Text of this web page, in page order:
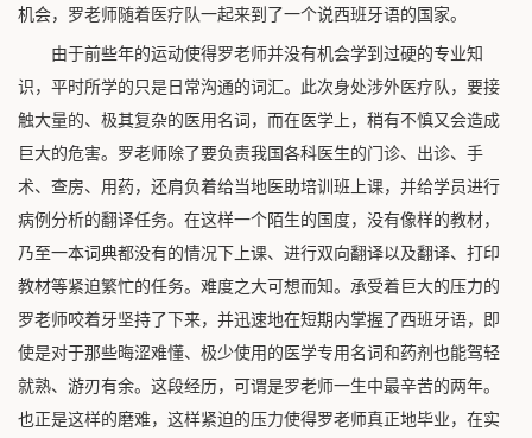
机会，罗老师随着医疗队一起来到了一个说西班牙语的国家。
由于前些年的运动使得罗老师并没有机会学到过硬的专业知
识，平时所学的只是日常沟通的词汇。此次身处涉外医疗队，要接
触大量的、极其复杂的医用名词，而在医学上，稍有不慎又会造成
巨大的危害。罗老师除了要负责我国各科医生的门诊、出诊、手
术、查房、用药，还肩负着给当地医助培训班上课，并给学员进行
病例分析的翻译任务。在这样一个陌生的国度，没有像样的教材，
乃至一本词典都没有的情况下上课、进行双向翻译以及翻译、打印
教材等紧迫繁忙的任务。难度之大可想而知。承受着巨大的压力的
罗老师咬着牙坚持了下来，并迅速地在短期内掌握了西班牙语，即
使是对于那些晦涩难懂、极少使用的医学专用名词和药剂也能驾轻
就熟、游刃有余。这段经历，可谓是罗老师一生中最辛苦的两年。
也正是这样的磨难，这样紧迫的压力使得罗老师真正地毕业，在实